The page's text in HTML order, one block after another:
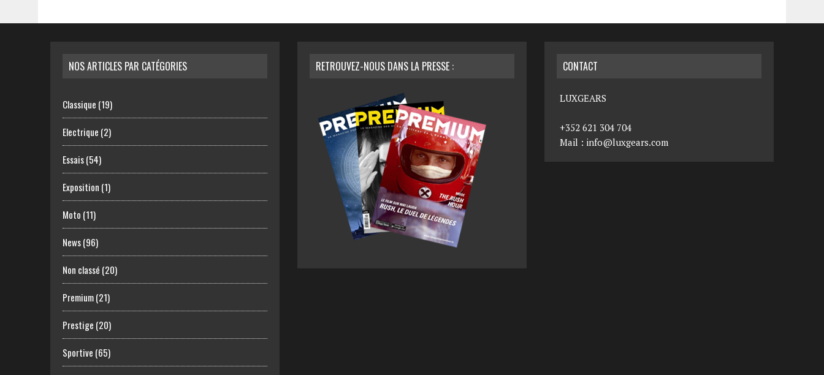
NOS ARTICLES PAR CATÉGORIES
Classique (19)
Electrique (2)
Essais(54)
Exposition (1)
Moto (11)
News(96)
Non classé (20)
Premium(21)
Prestige (20)
Sportive (65)
RETROUVEZ-NOUS DANS LA PRESSE : CONTACT
LUXGEARS
+352 621 304 704
Mail : info@luxgears.com